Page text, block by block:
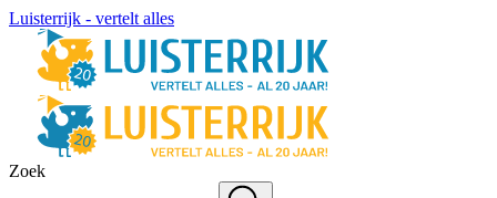
Luisterrijk - vertelt alles
Zoek